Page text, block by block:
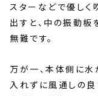
スターなどで優しく
出すと、中の振動
無難です。
万が一、本体側に水
入れずに風通しの